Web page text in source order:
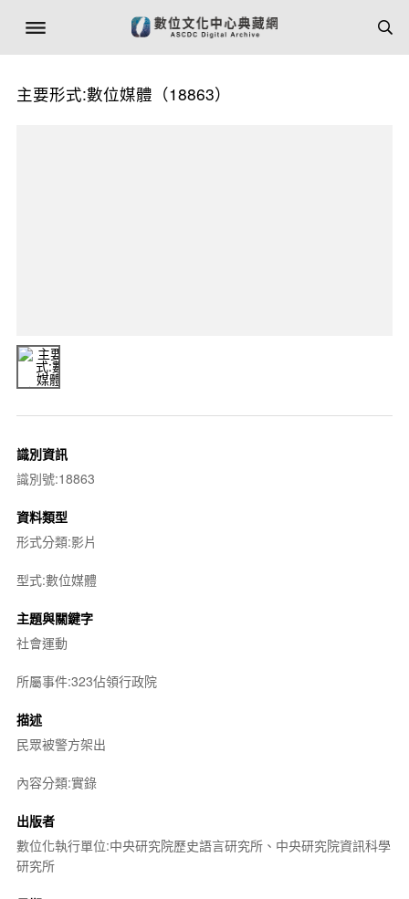
主要形式:數位媒體（18863）
識別資訊
識別號:18863
資料類型
形式分類:影片
型式:數位媒體
主題與關鍵字
社會運動
所屬事件:323佔領行政院
描述
民眾被警方架出
內容分類:實錄
出版者
數位化執行單位:中央研究院歷史語言研究所、中央研究院資訊科學
研究所